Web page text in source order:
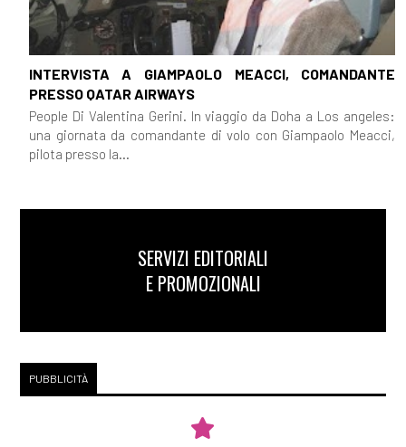
INTERVISTA A GIAMPAOLO MEACCI, COMANDANTE
PRESSO QATAR AIRWAYS
People Di Valentina Gerini. In viaggio da Doha a Los angeles:
una giornata da comandante di volo con Giampaolo Meacci,
pilota presso la...
SERVIZI EDITORIALI
E PROMOZIONALI
PUBBLICITÀ